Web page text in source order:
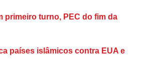
primeiro turno, PEC do fim da
países islâmicos contra EUA e